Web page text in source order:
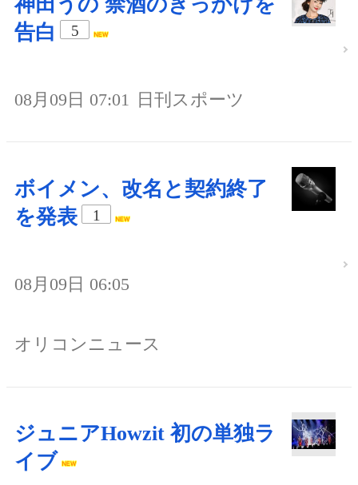
告白
5
08月09日 07:01 日刊スポーツ
ボイメン、改名と契約終了
を発表
1
08月09日 06:05
オリコンニュース
ジュニアHowzit 初の単独ラ
イブ